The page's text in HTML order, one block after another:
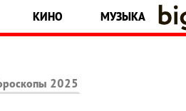
КИНО МУЗЫКА
2025